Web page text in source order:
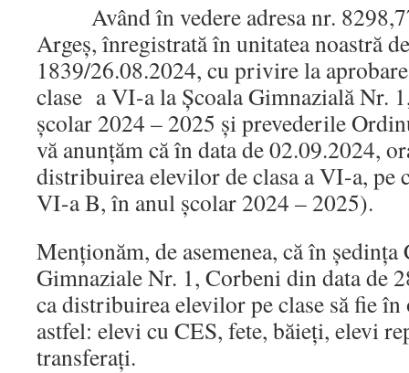
Având în vedere adresa nr.
Argeș, înregistrată în unitatea noastră
1839/26.08.2024, cu privire la
clase a VI-a la Școala Gimnazială Nr.
școlar 2024 – 2025 și prevederile
vă anunțăm că în data de 02.09.2024,
distribuirea elevilor de clasa a VI-a, pe
VI-a B, în anul școlar 2024 – 2025).
Menționăm, de asemenea, că în
Gimnaziale Nr. 1, Corbeni din data de
ca distribuirea elevilor pe clase să fie
astfel: elevi cu CES, fete, băieți, elevi
transferați.